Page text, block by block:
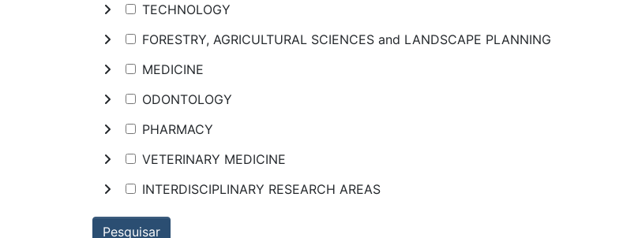
TECHNOLOGY
FORESTRY, AGRICULTURAL SCIENCES and LANDSCAPE PLANNING
MEDICINE
ODONTOLOGY
PHARMACY
VETERINARY MEDICINE
INTERDISCIPLINARY RESEARCH AREAS
Pesquisar